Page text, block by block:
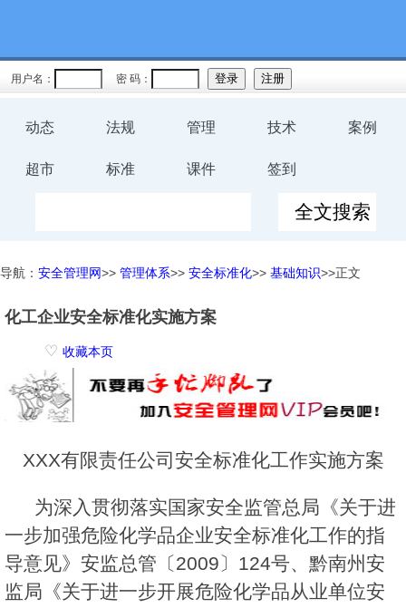
用户名： 密 码：
动态 法规 管理 技术 案例
超市 标准 课件 签到
导航： 安全管理网>> 管理体系>> 安全标准化>> 基础知识>>正文
化工企业安全标准化实施方案
♡ 收藏本页
XXX有限责任公司安全标准化工作实施方案
为深入贯彻落实国家安全监管总局《关于进
一步加强危险化学品企业安全标准化工作的指
导意见》安监总管〔2009〕124号、黔南州安
监局《关于进一步开展危险化学品从业单位安